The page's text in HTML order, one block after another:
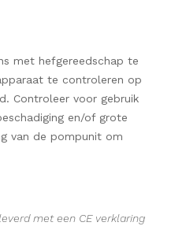
met hefgereedschap te
te controleren op
Controleer voor gebruik
en/of grote
van de pompunit om
met een CE verklaring